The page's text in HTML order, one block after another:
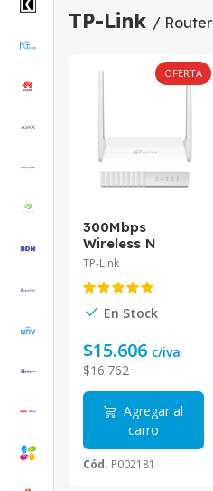
TP-Link / Router
OFERTA
300Mbps
Wireless N
Gigabit GPON
TP-Link
En Stock
$15.606 c/iva
$16.762
Agregar al
carro
Cód. P002181